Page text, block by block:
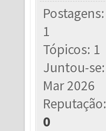
Postagens:
1
Tópicos: 1
Juntou-se:
Mar 2026
Reputação:
0